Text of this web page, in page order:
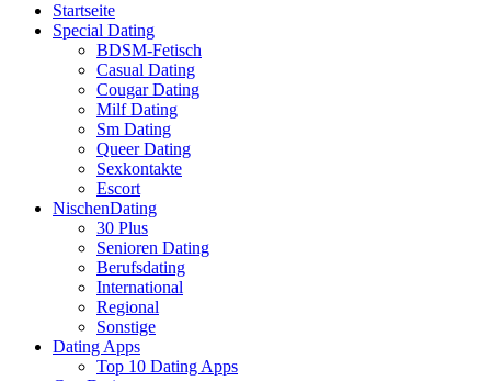
Startseite
Special Dating
BDSM-Fetisch
Casual Dating
Cougar Dating
Milf Dating
Sm Dating
Queer Dating
Sexkontakte
Escort
NischenDating
30 Plus
Senioren Dating
Berufsdating
International
Regional
Sonstige
Dating Apps
Top 10 Dating Apps